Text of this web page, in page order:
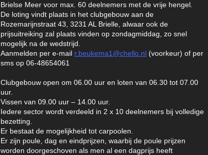
Brielse Meer voor max. 60 deelnemers met de vrije hengel.
De loting vindt plaats in het clubgebouw aan de
Rozemarijnstraat 43, 3231 AL Brielle, alwaar ook de
prijsuitreiking zal plaats vinden op zondagmiddag, zo snel
mogelijk na de wedstrijd.
Aanmelden per e-mail r.beukema1@chello.nl (voorkeur) of per
sms op 06-48654061
Clubgebouw open om 06.00 uur en loten van 06.30 tot 07.00
uur.
Vissen van 09.00 uur – 14.00 uur.
Iedere sector wordt verdeeld in 2 x 10 deelnemers bij volledige
bezetting.
Er bestaat de mogelijkheid tot carpoolen.
Er zijn poule, dag en eindprijzen, waarbij de poule prijzen
worden doorgeschoven als men al een dagprijs heeft